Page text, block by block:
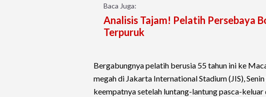
Baca Juga:
Analisis Tajam! Pelatih Persebaya
Terpuruk
Bergabungnya pelatih berusia 55 tahun ini ke
megah di Jakarta International Stadium (JIS),
keempatnya setelah luntang-lantung pasca-keluar